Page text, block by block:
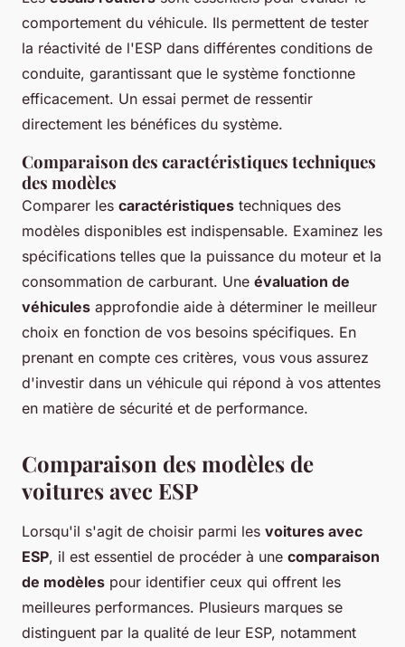
comportement du véhicule. Ils permettent de tester
la réactivité de l'ESP dans différentes conditions de
conduite, garantissant que le système fonctionne
efficacement. Un essai permet de ressentir
directement les bénéfices du système.
Comparaison des caractéristiques techniques
des modèles
Comparer les caractéristiques techniques des
modèles disponibles est indispensable. Examinez les
spécifications telles que la puissance du moteur et la
consommation de carburant. Une évaluation de
véhicules approfondie aide à déterminer le meilleur
choix en fonction de vos besoins spécifiques. En
prenant en compte ces critères, vous vous assurez
d'investir dans un véhicule qui répond à vos attentes
en matière de sécurité et de performance.
Comparaison des modèles de
voitures avec ESP
Lorsqu'il s'agit de choisir parmi les voitures avec
ESP, il est essentiel de procéder à une comparaison
de modèles pour identifier ceux qui offrent les
meilleures performances. Plusieurs marques se
distinguent par la qualité de leur ESP, notamment